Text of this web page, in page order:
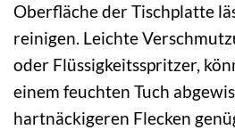
Oberfläche der Tischplatte
reinigen. Leichte
oder Flüssigkeitsspritzer,
einem feuchten Tuch
hartnäckigeren Flecken